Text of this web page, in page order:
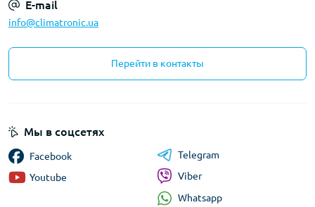
E-mail
info@climatronic.ua
Перейти в контакты
Мы в соцсетях
Facebook
Youtube
Telegram
Viber
Whatsapp